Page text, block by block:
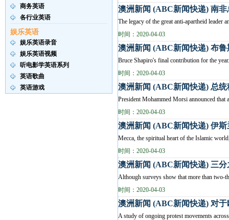
商务英语
各行业英语
娱乐英语
娱乐英语录音
娱乐英语视频
听电影学英语系列
英语歌曲
英语游戏
澳洲新闻 (ABC新闻快递) 南
The legacy of the great anti-apartheid
时间：2020-04-03
澳洲新闻 (ABC新闻快递) 布鲁
Bruce Shapiro's final contribution for the
时间：2020-04-03
澳洲新闻 (ABC新闻快递) 总
President Mohammed Morsi announced
时间：2020-04-03
澳洲新闻 (ABC新闻快递) 伊
Mecca, the spiritual heart of the Islamic
时间：2020-04-03
澳洲新闻 (ABC新闻快递) 三
Although surveys show that more than two-
时间：2020-04-03
澳洲新闻 (ABC新闻快递) 对
A study of ongoing protest movements